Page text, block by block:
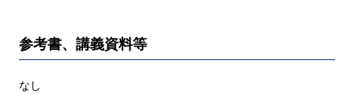
参考書、講義資料等
なし